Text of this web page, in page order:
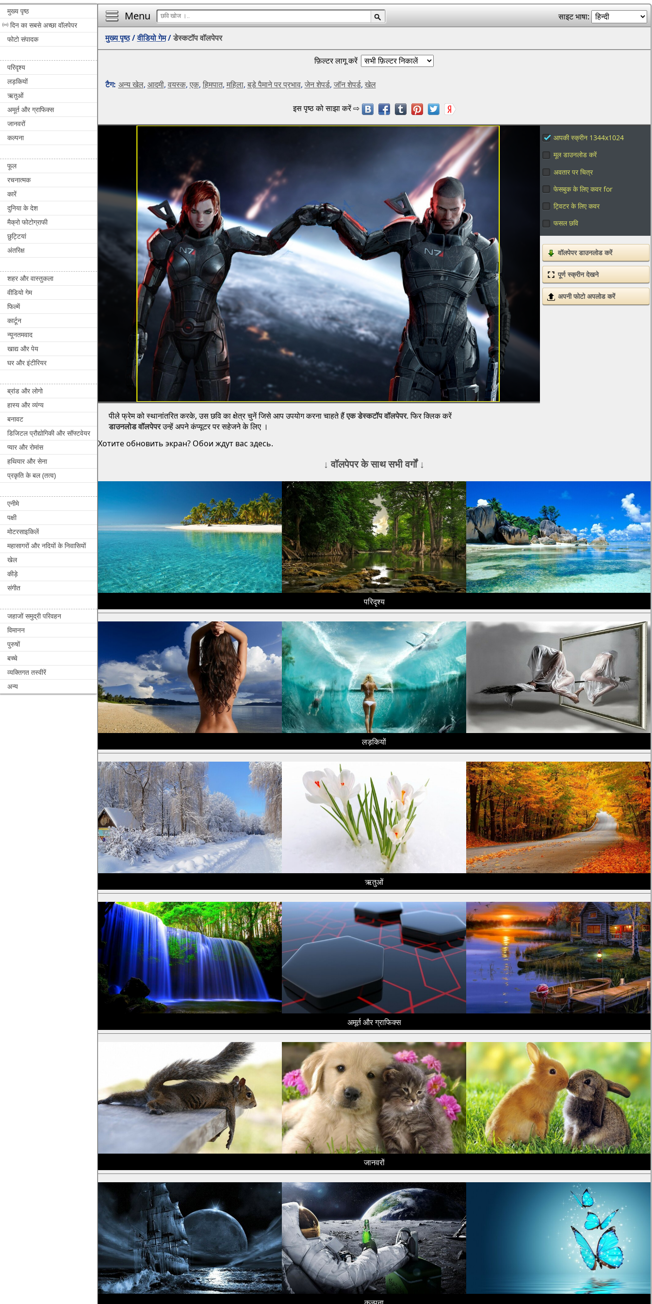
मुख्य पृष्ठ
दिन का सबसे अच्छा वॉलपेपर
फोटो संपादक
परिदृश्य
लड़कियों
ऋतुओं
अमूर्त और ग्राफिक्स
जानवरों
कल्पना
फूल
रचनात्मक
कारें
दुनिया के देश
मैक्रो फोटोग्राफी
छुट्टियां
अंतरिक्ष
शहर और वास्तुकला
वीडियो गेम
फिल्में
कार्टून
न्यूनतमवाद
खाद्य और पेय
घर और इंटीरियर
ब्रांड और लोगो
हास्य और व्यंग्य
बनावट
डिजिटल प्रौद्योगिकी और सॉफ्टवेयर
प्यार और रोमांस
हथियार और सेना
प्रकृति के बल (तत्व)
एनीमे
पक्षी
मोटरसाइकिलें
महासागरों और नदियों के निवासियों
खेल
कीड़े
संगीत
जहाजों समुद्री परिवहन
विमानन
पुरुषों
बच्चे
व्यक्तिगत तस्वीरें
अन्य
Menu
साइट भाषा:
मुख्य पृष्ठ/वीडियो गेम/डेस्कटॉप वॉलपेपर
फ़िल्टर लागू करें
टैग: अन्य खेल, आदमी, वयस्क, एक, हिमपात, महिला, बड़े पैमाने पर प्रभाव, जेन शेपर्ड, जॉन शेपर्ड, खेल
आपकी स्क्रीन 1344x1024
मूल डाउनलोड करें
अवतार पर चित्र
फेसबुक के लिए कवर for
ट्विटर के लिए कवर
फसल छवि
वॉलपेपर डाउनलोड करें
पूर्ण स्क्रीन देखने
अपनी फोटो अपलोड करें
पीले फ्रेम को स्थानांतरित करके, उस छवि का क्षेत्र चुनें जिसे आप उपयोग करना चाहते हैंएक डेस्कटॉप वॉलपेपर. फिर क्लिक करें
डाउनलोड वॉलपेपरउन्हें अपने कंप्यूटर पर सहेजने के लिए ।
Хотите обновить экран? Обои ждут вас здесь.
↓ वॉलपेपर के साथ सभी वर्गों ↓
परिदृश्य
लड़कियों
ऋतुओं
अमूर्त और ग्राफिक्स
जानवरों